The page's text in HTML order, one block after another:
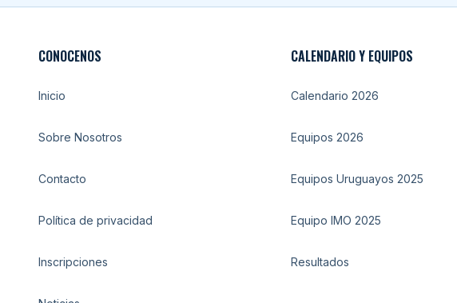
CONOCENOS
Inicio
Sobre Nosotros
Contacto
Política de privacidad
Inscripciones
CALENDARIO Y EQUIPOS
Calendario 2026
Equipos 2026
Equipos Uruguayos 2025
Equipo IMO 2025
Resultados